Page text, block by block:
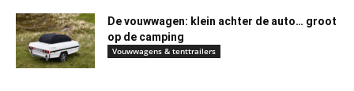
De vouwwagen: klein achter de auto… groot
op de camping
Vouwwagens & tenttrailers